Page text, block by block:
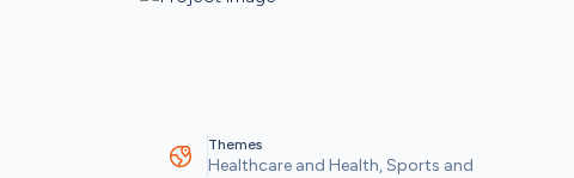
Themes
Healthcare and Health, Sports and